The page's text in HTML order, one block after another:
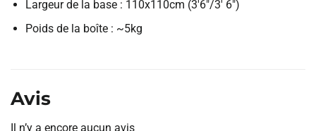
Largeur de la base : 110x110cm (3′6″/3′ 6″)
Poids de la boîte : ~5kg
Avis
Il n’y a encore aucun avis